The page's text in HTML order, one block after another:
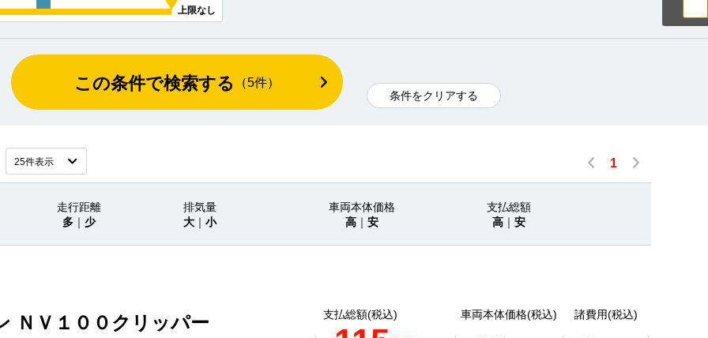
上限なし
この条件で検索する （5件）
条件をクリアする
1
走行距離
多 ｜ 少
排気量
大 ｜ 小
車両本体価格
高 ｜ 安
支払総額
高 ｜ 安
ＮＶ１００クリッパー 支払総額(税込) 車両本体価格(税込) 諸費用(税込)